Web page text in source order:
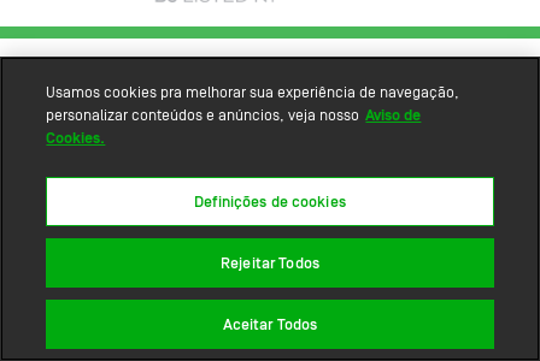
Usamos cookies pra melhorar sua experiência de navegação,
personalizar conteúdos e anúncios, veja nosso Aviso de
Cookies.
Definições de cookies
Rejeitar Todos
Aceitar Todos